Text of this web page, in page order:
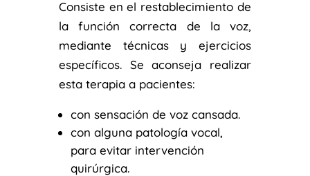
Consiste en el restablecimiento de
la función correcta de la voz,
mediante técnicas y ejercicios
específicos. Se aconseja realizar
esta terapia a pacientes:
con sensación de voz cansada.
con alguna patología vocal,
para evitar intervención
quirúrgica.